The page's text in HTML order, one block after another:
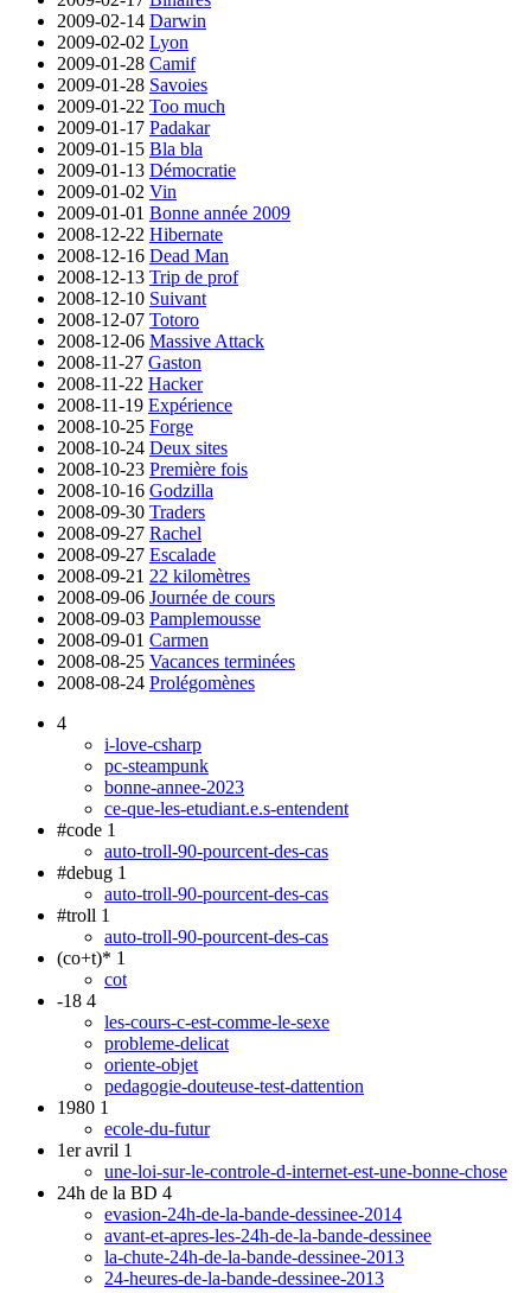
2009-02-14 Darwin
2009-02-02 Lyon
2009-01-28 Camif
2009-01-28 Savoies
2009-01-22 Too much
2009-01-17 Padakar
2009-01-15 Bla bla
2009-01-13 Démocratie
2009-01-02 Vin
2009-01-01 Bonne année 2009
2008-12-22 Hibernate
2008-12-16 Dead Man
2008-12-13 Trip de prof
2008-12-10 Suivant
2008-12-07 Totoro
2008-12-06 Massive Attack
2008-11-27 Gaston
2008-11-22 Hacker
2008-11-19 Expérience
2008-10-25 Forge
2008-10-24 Deux sites
2008-10-23 Première fois
2008-10-16 Godzilla
2008-09-30 Traders
2008-09-27 Rachel
2008-09-27 Escalade
2008-09-21 22 kilomètres
2008-09-06 Journée de cours
2008-09-03 Pamplemousse
2008-09-01 Carmen
2008-08-25 Vacances terminées
2008-08-24 Prolégomènes
4
i-love-csharp
pc-steampunk
bonne-annee-2023
ce-que-les-etudiant.e.s-entendent
#code 1
auto-troll-90-pourcent-des-cas
#debug 1
auto-troll-90-pourcent-des-cas
#troll 1
auto-troll-90-pourcent-des-cas
(co+t)* 1
cot
-18 4
les-cours-c-est-comme-le-sexe
probleme-delicat
oriente-objet
pedagogie-douteuse-test-dattention
1980 1
ecole-du-futur
1er avril 1
une-loi-sur-le-controle-d-internet-est-une-bonne-chose
24h de la BD 4
evasion-24h-de-la-bande-dessinee-2014
avant-et-apres-les-24h-de-la-bande-dessinee
la-chute-24h-de-la-bande-dessinee-2013
24-heures-de-la-bande-dessinee-2013